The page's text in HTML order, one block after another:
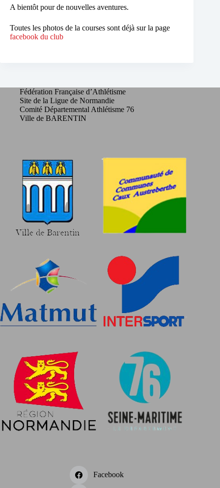
A bientôt pour de nouvelles aventures.
Toutes les photos de la courses sont déjà sur la page
facebook du club
Fédération Française d’Athlétisme
Site de la Ligue de Normandie
Comité Départemental Athlétisme 76
Ville de BARENTIN
Facebook